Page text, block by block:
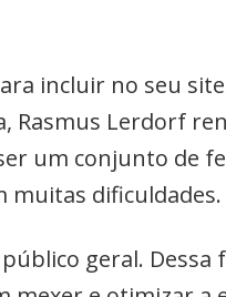
incluir no seu
Rasmus Lerdorf
um conjunto de
muitas dificuldades.
geral.